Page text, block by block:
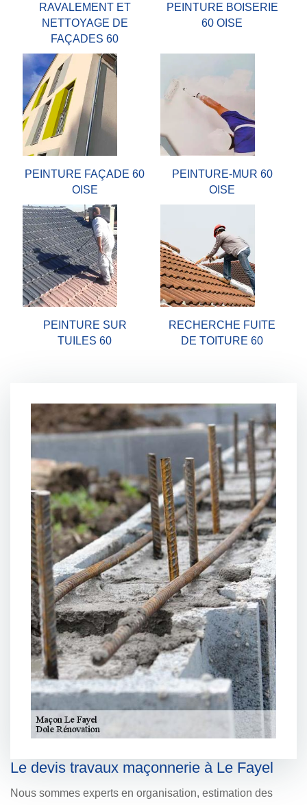
RAVALEMENT ET
NETTOYAGE DE
FAÇADES 60
PEINTURE BOISERIE
60 OISE
PEINTURE FAÇADE 60
OISE
PEINTURE-MUR 60
OISE
PEINTURE SUR
TUILES 60
RECHERCHE FUITE
DE TOITURE 60
Le devis travaux maçonnerie à Le Fayel
Nous sommes experts en organisation, estimation des